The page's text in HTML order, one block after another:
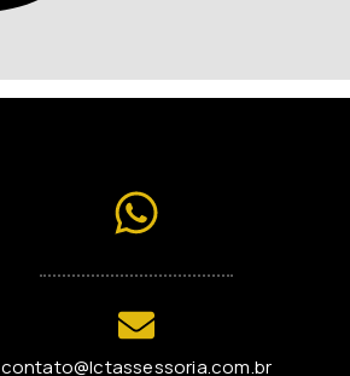
contato@lctassessoria.com.br